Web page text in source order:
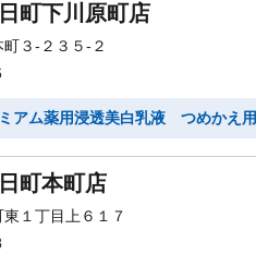
町下川原町店
３-２３５-２
アム薬用浸透美白乳液 つめかえ用
町本町店
１丁目上６１７